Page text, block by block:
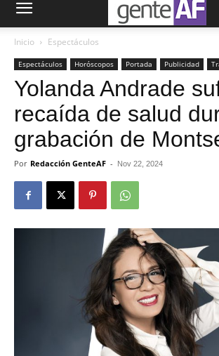
Inicio Espectáculos
Espectáculos Horóscopos Portada Publicidad
Yolanda Andrade
recaída de salud
grabación de
Por Redacción GenteAF - Nov 22, 2024